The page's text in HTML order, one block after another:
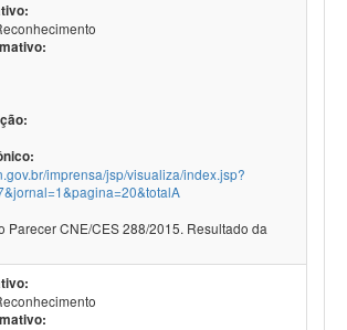
imprensa/jsp/visualiza/index.jsp?
Parecer CNE/CES 288/2015. Resultado da